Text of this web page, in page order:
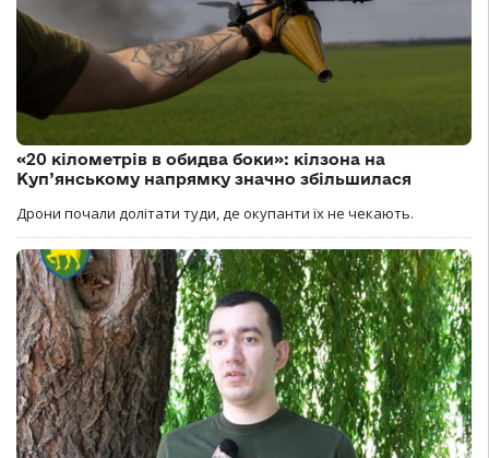
«20 кілометрів в обидва боки»: кілзона на
Куп’янському напрямку значно збільшилася
Дрони почали долітати туди, де окупанти їх не чекають.